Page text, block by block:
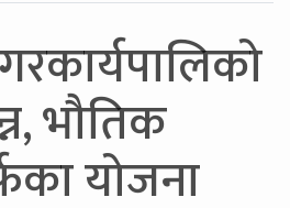
भौतिक
योजना